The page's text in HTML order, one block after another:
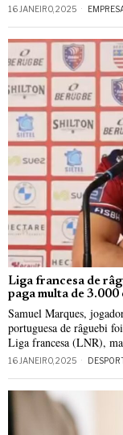
16 JANEIRO, 2025
Liga francesa de
paga multa de 3.000
Samuel Marques,
portuguesa de râguebi
Liga francesa (LNR),
16 JANEIRO, 2025